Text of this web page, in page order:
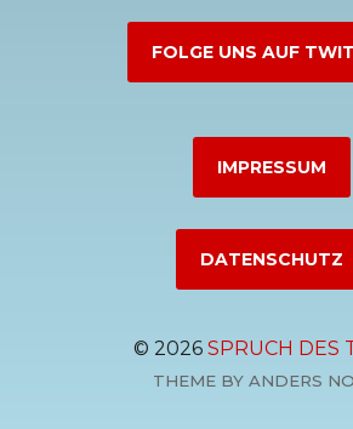
FOLGE UNS AUF
IMPRESSUM
DATENSCHUTZ
© 2026 SPRUCH DES
THEME BY ANDERS